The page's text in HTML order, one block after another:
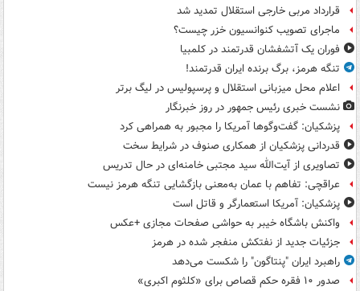
قرارداد مربی خارجی استقلال تمدید شد
ماجرای تصویب کنوانسیون خزر چیست؟
فوران یک آتشفشان قدرتمند در کلمبیا
تنگه هرمز، برگ برنده ایران قدرتمند!
اعلام محل میزبانی استقلال و پرسپولیس در لیگ برتر
نشست خبری رئیس جمهور در روز خبرنگار
پزشکیان: گفت‌وگوها آمریکا را مجبور به همراهی کرد
قدردانی پزشکیان از همکاری صنوف در شرایط سخت
تصاویری از آیت‌الله سید مجتبی خامنه‌ای در حال تدریس
عراقچی: تفاهم با عمان به‌معنی بازگشایی تنگه هرمز نیست
پزشکیان: آمریکا استعمارگر و قاتل است
واکنش باشگاه خیبر به حواشی صفحات مجازی +عکس
جزئیات جدید از نفتکش منفجر شده در هرمز
راهبرد ایران "پنتاگون" را شکست می‌دهد
صدور ۱۰ فقره حکم قصاص برای «کلثوم اکبری»